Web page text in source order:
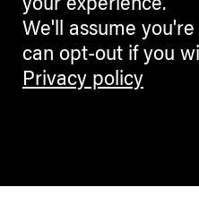
your experience.
We'll assume
can opt-out if you
Privacy policy